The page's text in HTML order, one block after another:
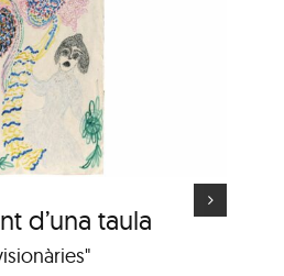
d’una taula
a l’exposició
Banal